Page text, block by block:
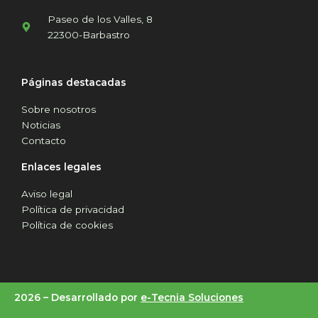
Paseo de los Valles, 8
22300-Barbastro
Páginas destacadas
Sobre nosotros
Noticias
Contacto
Enlaces legales
Aviso legal
Política de privacidad
Política de cookies
2026 – Desarrollado por e-Tecnia Soluciones